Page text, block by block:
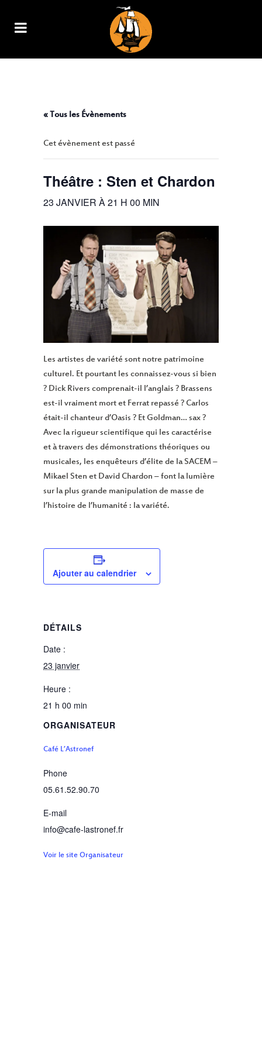
« Tous les Évènements
Cet évènement est passé
Théâtre : Sten et Chardon
23 JANVIER À 21 H 00 MIN
Les artistes de variété sont notre patrimoine
culturel. Et pourtant les connaissez-vous si bien
? Dick Rivers comprenait-il l’anglais ? Brassens
est-il vraiment mort et Ferrat repassé ? Carlos
était-il chanteur d’Oasis ? Et Goldman… sax ?
Avec la rigueur scientifique qui les caractérise
et à travers des démonstrations théoriques ou
musicales, les enquêteurs d’élite de la SACEM –
Mikael Sten et David Chardon – font la lumière
sur la plus grande manipulation de masse de
l’histoire de l’humanité : la variété.
Ajouter au calendrier
DÉTAILS
Date :
23 janvier
Heure :
21 h 00 min
ORGANISATEUR
Café L’Astronef
Phone
05.61.52.90.70
E-mail
info@cafe-lastronef.fr
Voir le site Organisateur